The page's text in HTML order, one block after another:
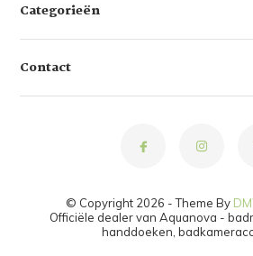
Categorieën
Contact
© Copyright 2026 - Theme By
Officiële dealer van Aquanova -
handdoeken,